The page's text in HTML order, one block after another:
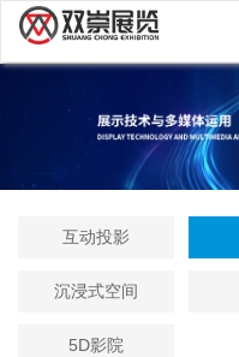
互动投影
沉浸式空间
5D影院